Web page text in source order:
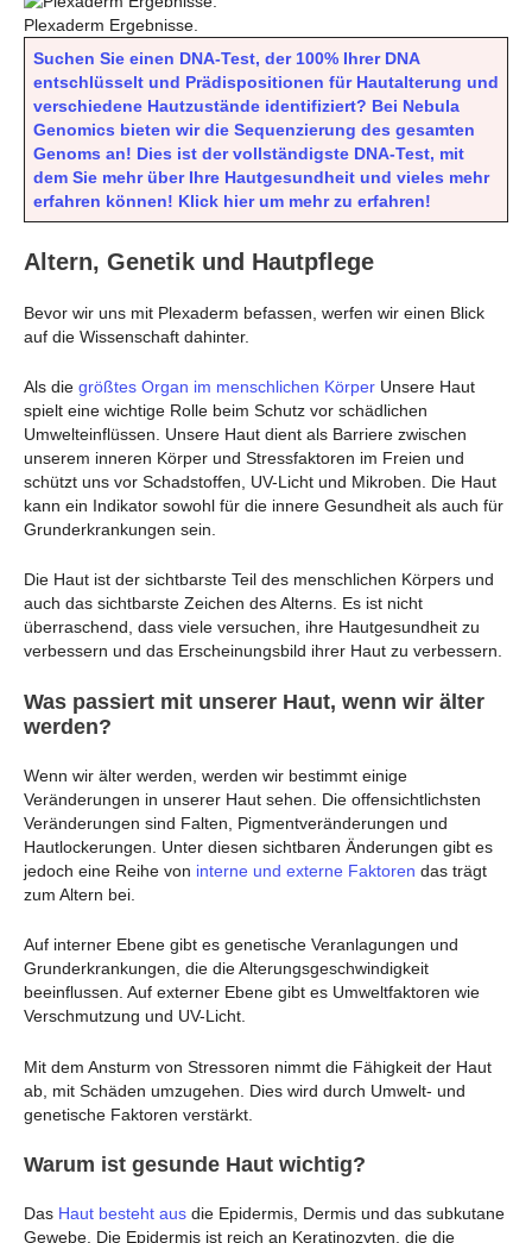
Plexaderm Ergebnisse.
Suchen Sie einen DNA-Test, der 100% Ihrer DNA
entschlüsselt und Prädispositionen für Hautalterung und
verschiedene Hautzustände identifiziert? Bei Nebula
Genomics bieten wir die Sequenzierung des gesamten
Genoms an! Dies ist der vollständigste DNA-Test, mit
dem Sie mehr über Ihre Hautgesundheit und vieles mehr
erfahren können! Klick hier um mehr zu erfahren!
Altern, Genetik und Hautpflege
Bevor wir uns mit Plexaderm befassen, werfen wir einen Blick
auf die Wissenschaft dahinter.
Als die größtes Organ im menschlichen Körper Unsere Haut
spielt eine wichtige Rolle beim Schutz vor schädlichen
Umwelteinflüssen. Unsere Haut dient als Barriere zwischen
unserem inneren Körper und Stressfaktoren im Freien und
schützt uns vor Schadstoffen, UV-Licht und Mikroben. Die Haut
kann ein Indikator sowohl für die innere Gesundheit als auch für
Grunderkrankungen sein.
Die Haut ist der sichtbarste Teil des menschlichen Körpers und
auch das sichtbarste Zeichen des Alterns. Es ist nicht
überraschend, dass viele versuchen, ihre Hautgesundheit zu
verbessern und das Erscheinungsbild ihrer Haut zu verbessern.
Was passiert mit unserer Haut, wenn wir älter
werden?
Wenn wir älter werden, werden wir bestimmt einige
Veränderungen in unserer Haut sehen. Die offensichtlichsten
Veränderungen sind Falten, Pigmentveränderungen und
Hautlockerungen. Unter diesen sichtbaren Änderungen gibt es
jedoch eine Reihe von interne und externe Faktoren das trägt
zum Altern bei.
Auf interner Ebene gibt es genetische Veranlagungen und
Grunderkrankungen, die die Alterungsgeschwindigkeit
beeinflussen. Auf externer Ebene gibt es Umweltfaktoren wie
Verschmutzung und UV-Licht.
Mit dem Ansturm von Stressoren nimmt die Fähigkeit der Haut
ab, mit Schäden umzugehen. Dies wird durch Umwelt- und
genetische Faktoren verstärkt.
Warum ist gesunde Haut wichtig?
Das Haut besteht aus die Epidermis, Dermis und das subkutane
Gewebe. Die Epidermis ist reich an Keratinozyten, die die